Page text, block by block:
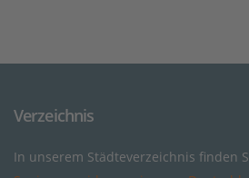
Verzeichnis
In unserem Städteverzeichnis finden